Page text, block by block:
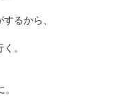
るから、
。